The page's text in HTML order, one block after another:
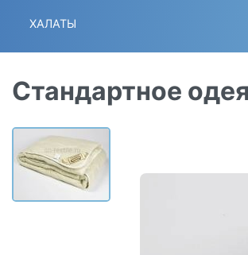
ХАЛАТЫ
Стандартное